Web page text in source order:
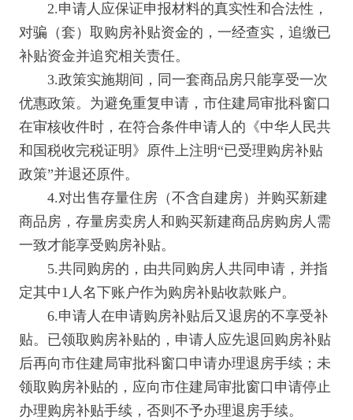
2.申请人应保证申报材料的真实性和合法性，
对骗（套）取购房补贴资金的，一经查实，追缴已
补贴资金并追究相关责任。
3.政策实施期间，同一套商品房只能享受一次
优惠政策。为避免重复申请，市住建局审批科窗口
在审核收件时，在符合条件申请人的《中华人民共
和国税收完税证明》原件上注明“已受理购房补贴
政策”并退还原件。
4.对出售存量住房（不含自建房）并购买新建
商品房，存量房卖房人和购买新建商品房购房人需
一致才能享受购房补贴。
5.共同购房的，由共同购房人共同申请，并指
定其中1人名下账户作为购房补贴收款账户。
6.申请人在申请购房补贴后又退房的不享受补
贴。已领取购房补贴的，申请人应先退回购房补贴
后再向市住建局审批科窗口申请办理退房手续；未
领取购房补贴的，应向市住建局审批窗口申请停止
办理购房补贴手续，否则不予办理退房手续。